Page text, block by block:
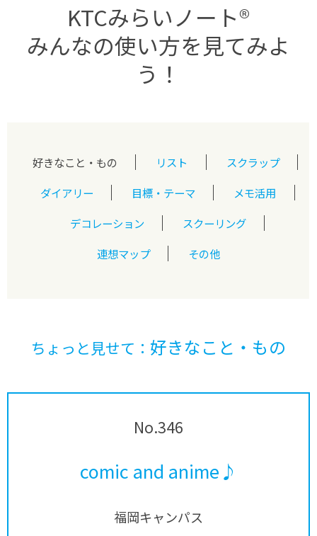
KTCみらいノート®
みんなの使い方を見てみよ
う！
好きなこと・もの リスト
スクラップ
ダイアリー
目標・テーマ
メモ活用
デコレーション
スクーリング
連想マップ
その他
ちょっと見せて： 好きなこと・もの
No.346
comic and anime♪
福岡キャンパス